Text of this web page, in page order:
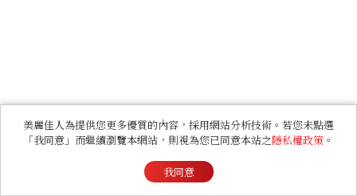
美麗佳人為提供您更多優質的內容，採用網站分析技術。若您未點選
「我同意」而繼續瀏覽本網站，則視為您已同意本站之隱私權政策 。
我同意